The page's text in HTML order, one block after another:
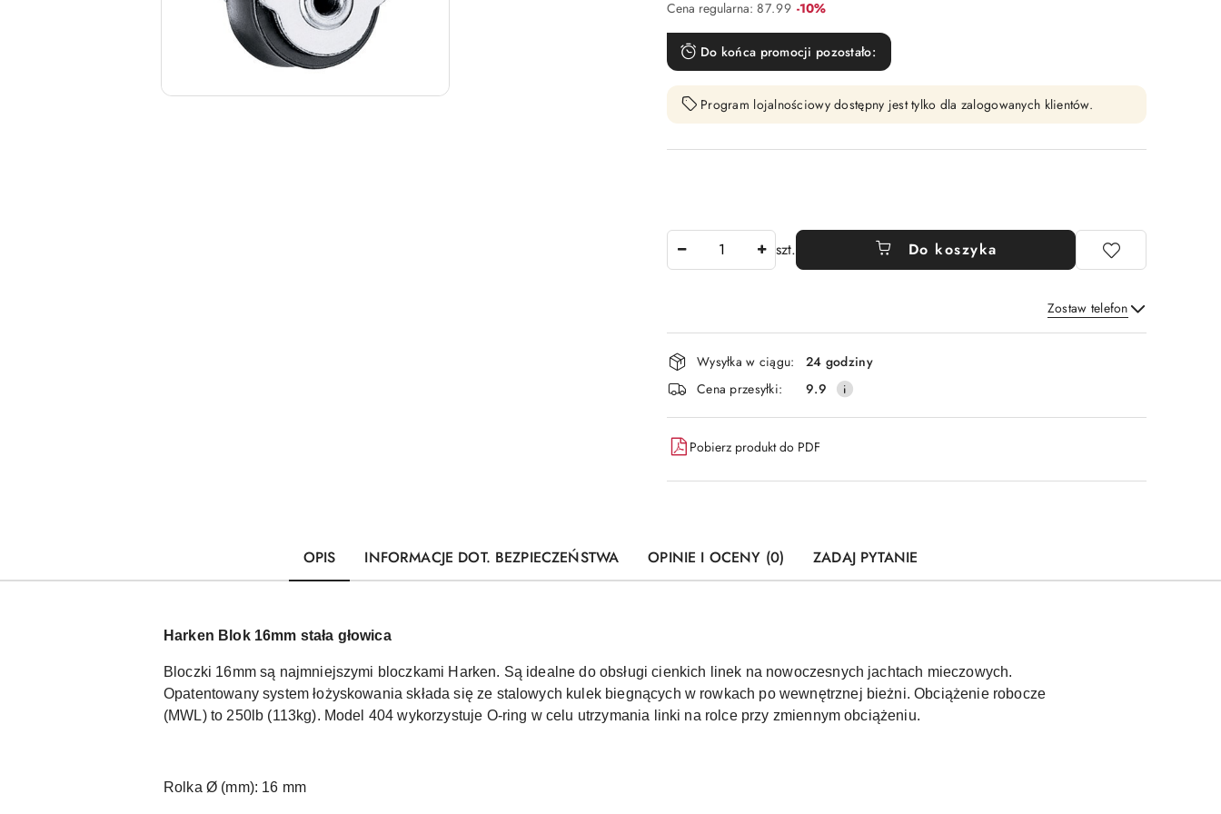
Cena regularna: 87.99 Rabat:
-10%
Do końca promocji pozostało:
Program lojalnościowy dostępny jest tylko dla zalogowanych klientów.
szt. Do koszyka
Zostaw telefon
Wyślij
Dostępność
i
dostawa
Wysyłka w ciągu:
24 godziny
Cena przesyłki:
9.9
Pobierz produkt do PDF
OPIS INFORMACJE DOT. BEZPIECZEŃSTWA OPINIE I OCENY (0) ZADAJ PYTANIE
Harken Blok 16mm stała głowica
Bloczki 16mm są najmniejszymi bloczkami Harken. Są idealne do obsługi cienkich linek na nowoczesnych jachtach mieczowych.
Opatentowany system łożyskowania składa się ze stalowych kulek biegnących w rowkach po wewnętrznej bieżni. Obciążenie robocze
(MWL) to 250lb (113kg). Model 404 wykorzystuje O-ring w celu utrzymania linki na rolce przy zmiennym obciążeniu.
Rolka Ø (mm): 16 mm